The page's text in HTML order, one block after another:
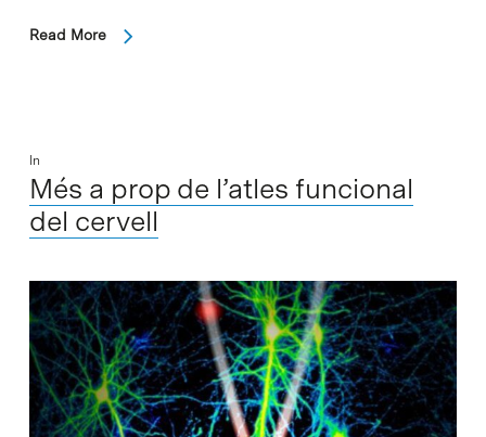
Read More
In
Més a prop de l’atles funcional
del cervell